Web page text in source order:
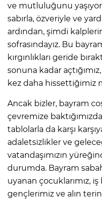
ve mutluluğunu
sabırla, özveriyle ve
ardından, şimdi
sofrasındayız. Bu
kırgınlıkları geride
sonuna kadar
kez daha hissettiğimiz
Ancak bizler, bayram
çevremize
tablolarla da karşı
adaletsizlikler ve
vatandaşımızın
durumda. Bayram
uyanan çocuklarımız,
gençlerimiz ve alın